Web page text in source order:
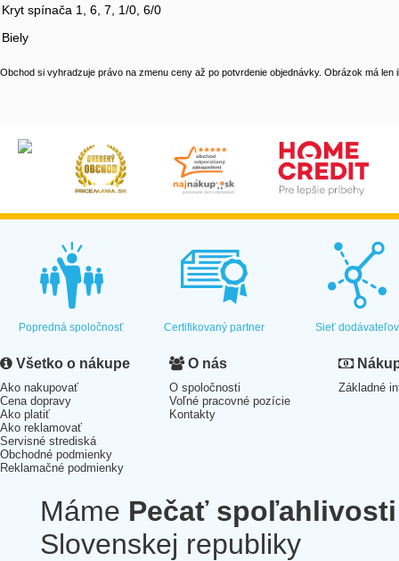
Kryt spínača 1, 6, 7, 1/0, 6/0
Biely
Obchod si vyhradzuje právo na zmenu ceny až po potvrdenie objednávky. Obrázok má len
Popredná spoločnosť Certifikovaný partner Sieť dodávateľov
Všetko o nákupe
Ako nakupovať
Cena dopravy
Ako platiť
Ako reklamovať
Servisné strediská
Obchodné podmienky
Reklamačné podmienky
O nás
O spoločnosti
Voľné pracovné pozície
Kontakty
Základné
Máme Pečať spoľahlivosti
Slovenskej republiky